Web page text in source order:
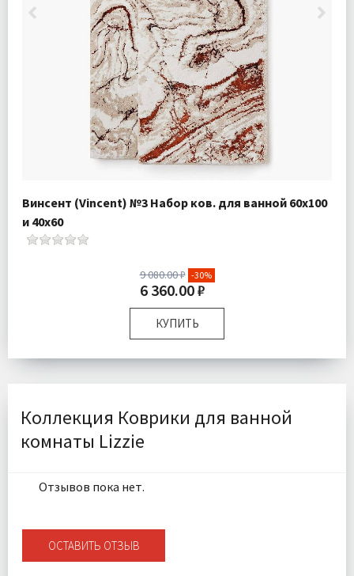
Винсент (Vincent) №3 Набор ков. для ванной 60х100
и 40х60
9 080.00 ₽ -30%
6 360.00 ₽
КУПИТЬ
Размер:
60х100 см 40х60 см
Доставка:
Бесплатно
Коллекция Коврики для ванной
комнаты Lizzie
Отзывов пока нет.
ОСТАВИТЬ ОТЗЫВ